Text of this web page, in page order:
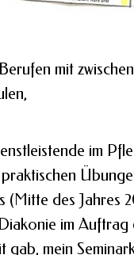
mit
im
des Jahres
im Auftrag
mein